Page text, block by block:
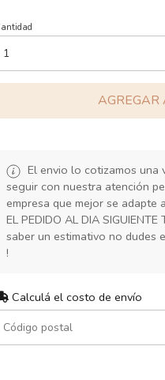
AGREGAR
El envio lo cotizamos una
seguir con nuestra atención
empresa que mejor se adapte
EL PEDIDO AL DIA
saber un estimativo no dudes
!
Calculá el costo de envío